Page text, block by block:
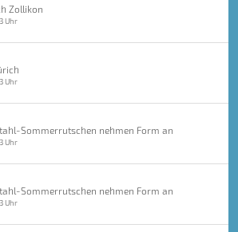
Zollikon
Uhr
Uhr
Sommerrutschen nehmen Form an
Uhr
Sommerrutschen nehmen Form an
Uhr